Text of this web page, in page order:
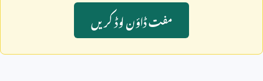
مفت ڈاؤن لوڈ کريں